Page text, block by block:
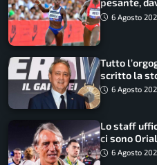
pesante,
Non ho
6 Agosto
Tutto
scritto la
6 Agosto
Lo staff
ci sono
ritorno
6 Agosto